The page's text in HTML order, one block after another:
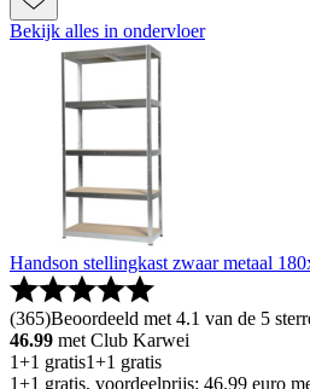
Bekijk alles in ondervloer
Handson stellingkast zwaar metaal
(365)Beoordeeld met 4.1 van de 5
46.99 met Club Karwei
1+1 gratis1+1 gratis
1+1 gratis, voordeelprijs: 46.99 euro